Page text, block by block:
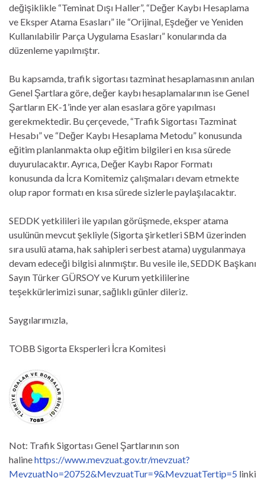
değişiklikle “Teminat Dışı Haller”, “Değer Kaybı Hesaplama
ve Eksper Atama Esasları” ile “Orijinal, Eşdeğer ve Yeniden
Kullanılabilir Parça Uygulama Esasları” konularında da
düzenleme yapılmıştır.
Bu kapsamda, trafik sigortası tazminat hesaplamasının anılan
Genel Şartlara göre, değer kaybı hesaplamalarının ise Genel
Şartların EK-1’inde yer alan esaslara göre yapılması
gerekmektedir. Bu çerçevede, “Trafik Sigortası Tazminat
Hesabı” ve “Değer Kaybı Hesaplama Metodu” konusunda
eğitim planlanmakta olup eğitim bilgileri en kısa sürede
duyurulacaktır. Ayrıca, Değer Kaybı Rapor Formatı
konusunda da İcra Komitemiz çalışmaları devam etmekte
olup rapor formatı en kısa sürede sizlerle paylaşılacaktır.
SEDDK yetkilileri ile yapılan görüşmede, eksper atama
usulünün mevcut şekliyle (Sigorta şirketleri SBM üzerinden
sıra usulü atama, hak sahipleri serbest atama) uygulanmaya
devam edeceği bilgisi alınmıştır. Bu vesile ile, SEDDK Başkanı
Sayın Türker GÜRSOY ve Kurum yetkililerine
teşekkürlerimizi sunar, sağlıklı günler dileriz.
Saygılarımızla,
TOBB Sigorta Eksperleri İcra Komitesi
Not: Trafik Sigortası Genel Şartlarının son
halinehttps://www.mevzuat.gov.tr/mevzuat?
MevzuatNo=20752&MevzuatTur=9&MevzuatTertip=5 linki